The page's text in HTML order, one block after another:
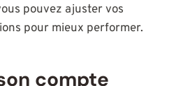
pouvez ajuster vos
pour mieux performer.
compte